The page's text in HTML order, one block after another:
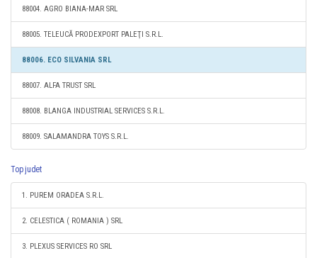
88004. AGRO BIANA-MAR SRL
88005. TELEUCĂ PRODEXPORT PALEŢI S.R.L.
88006. ECO SILVANIA SRL
88007. ALFA TRUST SRL
88008. BLANGA INDUSTRIAL SERVICES S.R.L.
88009. SALAMANDRA TOYS S.R.L.
Top judet
1. PUREM ORADEA S.R.L.
2. CELESTICA ( ROMANIA ) SRL
3. PLEXUS SERVICES RO SRL